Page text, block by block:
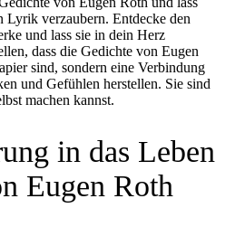
Lyrik verzaubern. Entdecke den
und lass sie in dein Herz
dass die Gedichte von Eugen
sind, sondern eine Verbindung
und Gefühlen herstellen. Sie sind
machen kannst.
in das Leben
Eugen Roth